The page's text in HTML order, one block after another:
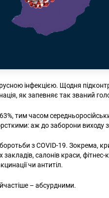
інфекцією. Щодня
як запевняє так званий
тим часом
аж до заборони виходу
з COVID-19. Зокрема,
салонів краси,
чи антитіл.
– абсурдними.